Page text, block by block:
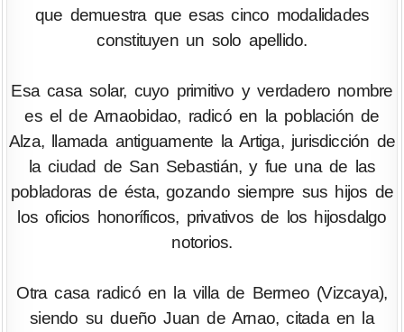
que demuestra que esas cinco modalidades
constituyen un solo apellido.
Esa casa solar, cuyo primitivo y verdadero nombre
es el de Arnaobidao, radicó en la población de
Alza, llamada antiguamente la Artiga, jurisdicción de
la ciudad de San Sebastián, y fue una de las
pobladoras de ésta, gozando siempre sus hijos de
los oficios honoríficos, privativos de los hijosdalgo
notorios.
Otra casa radicó en la villa de Bermeo (Vizcaya),
siendo su dueño Juan de Arnao, citada en la